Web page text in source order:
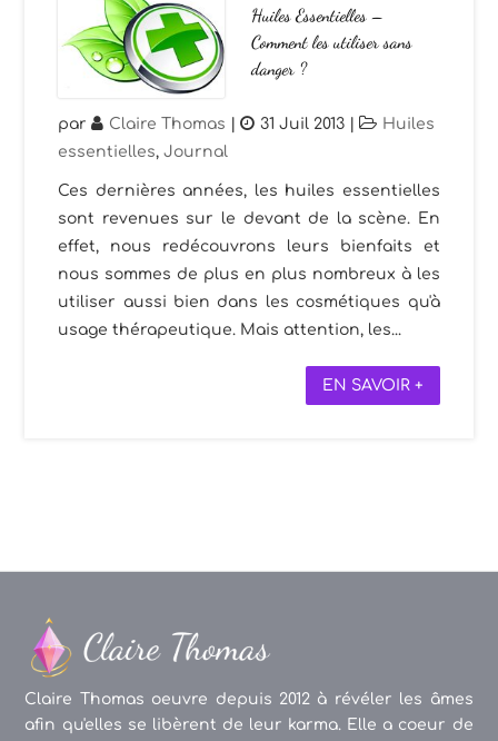
Huiles Essentielles –
Comment les utiliser sans
danger ?
par Claire Thomas | 31 Juil 2013
Huiles
essentielles,Journal
Ces dernières années, les huiles essentielles
sont revenues sur le devant de la scène. En
effet, nous redécouvrons leurs bienfaits et
nous sommes de plus en plus nombreux à les
utiliser aussi bien dans les cosmétiques qu'à
usage thérapeutique. Mais attention, les...
EN SAVOIR +
Claire Thomas oeuvre depuis 2012 à révéler les âmes
afin qu'elles se libèrent de leur karma. Elle a coeur de